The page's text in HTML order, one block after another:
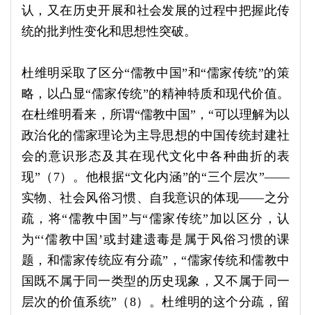
认，又在历史开展和社会发展的过程中把握此传
统的批判性变化和思想性突破。
杜维明采取了区分“儒教中国”和“儒家传统”的策
略，以凸显“儒家传统”的精神特质和现代价值。
在杜维明看来，所谓“儒教中国”，“可以理解为以
政治化的儒家理论为主导思想的中国传统封建社
会的意识形态及其在现代文化中各种曲折的表
现”（7）。他根据“文化内涵”的“三个层次”——
实物、社会风俗习惯、自我意识的体现——之分
疏，将“儒教中国”与“儒家传统”加以区分，认
为“‘儒教中国’或封建遗毒是属于风俗习惯的课
题，和儒家传统应有分疏”，“儒家传统和儒教中
国既不属于同一类型的历史现象，又不属于同一
层次的价值系统”（8）。杜维明的这个分疏，留